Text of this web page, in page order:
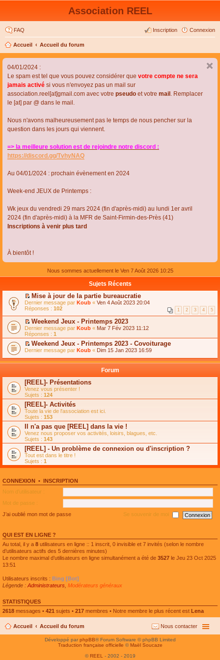
Association REEL
FAQ Connexion
Inscription
Accueil Accueil du forum
04/01/2024 :
Le spam est tel que vous pouvez considérer que votre compte ne sera
jamais activé si vous n'envoyez pas un mail sur
association.reel[at]gmail.com avec votre pseudo et votre mail . Remplacer
le [at] par @ dans le mail.
Nous n'avons malheureusement pas le temps de nous pencher sur la
question dans les jours qui viennent.
=> la meilleure solution est de rejoindre notre discord :
https://discord.gg/TvhyNAQ
Au 04/01/2024 : prochain évènement en 2024
Week-end JEUX de Printemps :
Wk jeux du vendredi 29 mars 2024 (fin d'après-midi) au lundi 1er avril
2024 (fin d'après-midi) à la MFR de Saint-Firmin-des-Près (41)
Inscriptions à venir plus tard
À bientôt !
Nous sommes actuellement le Ven 7 Août 2026 10:25
Sujets Récents
C
o
n
s
u
l
t
e
r
l
e
s
s
a
g
e
n
o
n
l
u
l
e
p
l
u
s
é
c
e
n
t
Mise à jour de la partie bureaucratie
Dernier message par Koub « Ven 4 Août 2023 20:04
Réponses : 102 1 2 3 4 5
C
o
n
s
u
t
l
e
m
e
s
s
a
g
e
n
o
n
l
u
l
e
l
u
s
é
e
Weekend Jeux - Printemps 2023
Dernier message par Koub « Mar 7 Fév 2023 11:12
Réponses : 1
C
n
l
t
e
r
l
e
m
e
s
s
a
g
e
n
o
n
u
l
e
l
s
e
n
t
Weekend Jeux - Printemps 2023 - Covoiturage
Dernier message par Koub « Dim 15 Jan 2023 16:59
Forum
[REEL]- Présentations
Venez vous présenter !
Sujets : 124
[REEL]- Activités
Toute la vie de l'association est ici.
Sujets : 153
Il n'a pas que [REEL] dans la vie !
Venez nous proposer vos activités, loisirs, blagues, etc.
Sujets : 143
[REEL] - Un problème de connexion ou d'inscription ?
Tout est dans le titre !
Sujets : 1
CONNEXION • INSCRIPTION
Nom d’utilisateur :
Mot de passe :
J’ai oublié mon mot de passe
Se souvenir de moi
QUI EST EN LIGNE ?
Au total, il y a 8 utilisateurs en ligne :: 1 inscrit, 0 invisible et 7 invités (selon le nombre
d’utilisateurs actifs des 5 dernières minutes)
Le nombre maximal d’utilisateurs en ligne simultanément a été de 3527 le Jeu 23 Oct 2025
13:51
Utilisateurs inscrits : Bing [Bot]
Légende : Administrateurs Modérateurs généraux
STATISTIQUES
2618 messages • 421 sujets • 217 membres • Notre membre le plus récent est Lena
Accueil Accueil du forum Nous contacter
Développé parphpBB® Forum Software © phpBB Limited
Traduction française officielle © Maël Soucaze
© REEL - 2002 - 2019